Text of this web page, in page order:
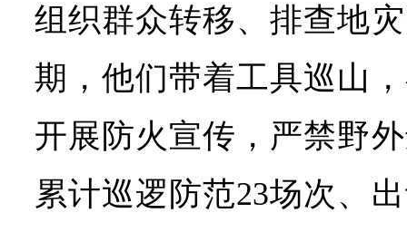
组织群众转移、排查地
期，他们带着工具巡山
开展防火宣传，严禁野
累计巡逻防范23场次、